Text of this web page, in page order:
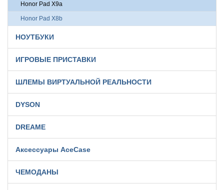
Honor Pad X9a
Honor Pad X8b
НОУТБУКИ
ИГРОВЫЕ ПРИСТАВКИ
ШЛЕМЫ ВИРТУАЛЬНОЙ РЕАЛЬНОСТИ
DYSON
DREAME
Аксессуары AceCase
ЧЕМОДАНЫ